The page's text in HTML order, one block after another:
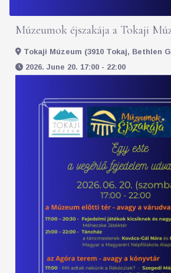
Múzeumok éjszakája a Tokaji
Tokaji Múzeum (3910 Tokaj, Bethlen
2026. June 20. 17:00 - 22:00